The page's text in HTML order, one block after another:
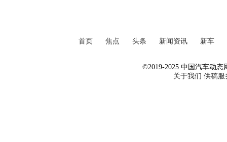
首页 焦点 头条 新闻资讯 新车
©2019-2025 中国汽车动态
关于我们 供稿服